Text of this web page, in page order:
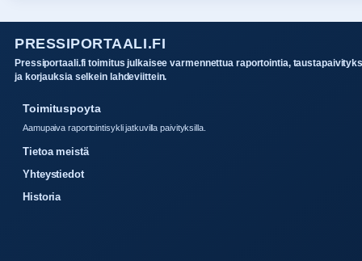
PRESSIPORTAALI.FI
Pressiportaali.fi toimitus julkaisee varmennettua raportointia,
ja korjauksia selkein lahdeviittein.
Toimituspoyta
Aamupaiva raportointisykli jatkuvilla paivityksilla.
Tietoa meistä
Yhteystiedot
Historia